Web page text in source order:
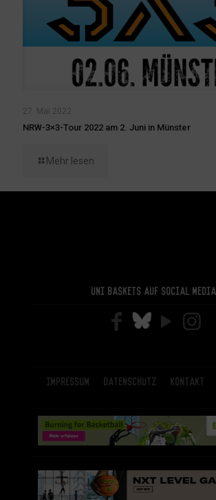
27. Mai 2022
NRW-3×3-Tour 2022 am 2. Juni in Münster
Mehr lesen
Uni Baskets auf Social Media
Impressum Datenschutz Kontakt